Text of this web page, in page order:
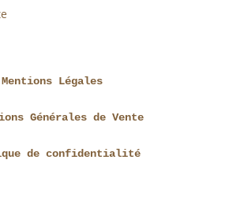
Mentions Légales
Générales de Vente
de confidentialité